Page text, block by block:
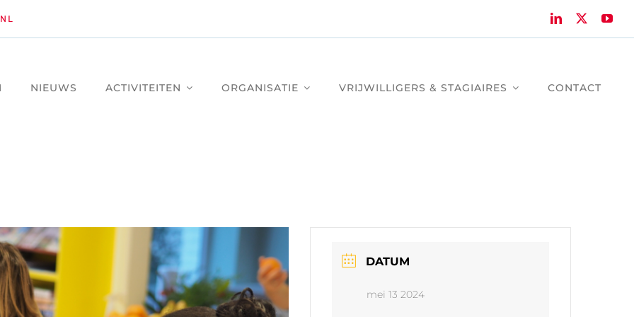
NIEUWS ACTIVITEITEN ORGANISATIE VRIJWILLIGERS & STAGIAIRES CONTACT
DATUM
mei 13 2024